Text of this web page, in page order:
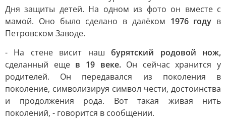
Дня защиты детей. На одном из фото он вместе с
мамой. Оно было сделано в далёком 1976 году в
Петровском Заводе.
- На стене висит нашбурятский родовой нож,
сделанный еще в 19 веке. Он сейчас хранится у
родителей. Он передавался из поколения в
поколение, символизируя символ чести, достоинства
и продолжения рода. Вот такая живая нить
поколений, - говорится в сообщении.